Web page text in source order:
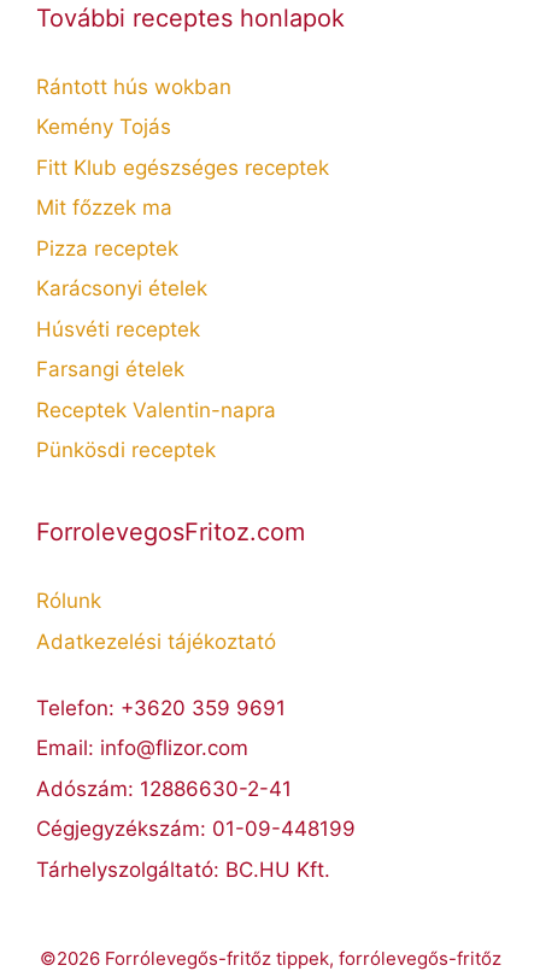
További receptes honlapok
Rántott hús wokban
Kemény Tojás
Fitt Klub egészséges receptek
Mit főzzek ma
Pizza receptek
Karácsonyi ételek
Húsvéti receptek
Farsangi ételek
Receptek Valentin-napra
Pünkösdi receptek
ForrolevegosFritoz.com
Rólunk
Adatkezelési tájékoztató
Telefon: +3620 359 9691
Email: info@flizor.com
Adószám: 12886630-2-41
Cégjegyzékszám: 01-09-448199
Tárhelyszolgáltató: BC.HU Kft.
©2026 Forrólevegős-fritőz tippek, forrólevegős-fritőz